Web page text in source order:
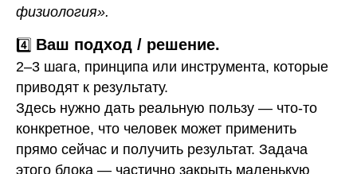
физиология».
4️⃣ Ваш подход / решение.
2–3 шага, принципа или инструмента, которые
приводят к результату.
Здесь нужно дать реальную пользу — что-то
конкретное, что человек может применить
прямо сейчас и получить результат. Задача
этого блока — частично закрыть маленькую